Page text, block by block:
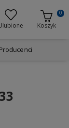
Koszyk
0
Producenci